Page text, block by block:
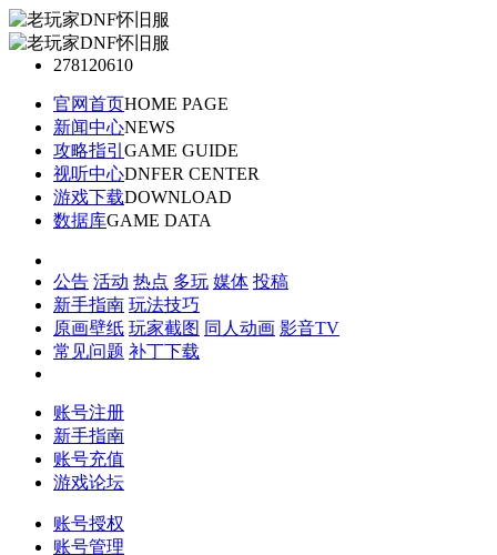
278120610
官网首页HOME PAGE
新闻中心NEWS
攻略指引GAME GUIDE
视听中心DNFER CENTER
游戏下载DOWNLOAD
数据库GAME DATA
公告 活动 热点 多玩 媒体 投稿
新手指南 玩法技巧
原画壁纸 玩家截图 同人动画 影音TV
常见问题 补丁下载
账号注册
新手指南
账号充值
游戏论坛
账号授权
账号管理